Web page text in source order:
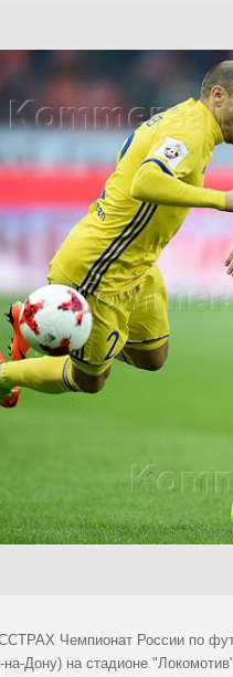
Чемпионат России по
на-Дону) на стадионе